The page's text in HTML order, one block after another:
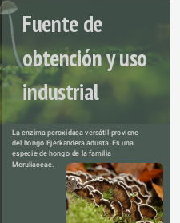
Fuente de
obtención y uso
industrial
La enzima peroxidasa versátil proviene
del hongo Bjerkandera adusta. Es una
especie de hongo de la familia
Meruliaceae.